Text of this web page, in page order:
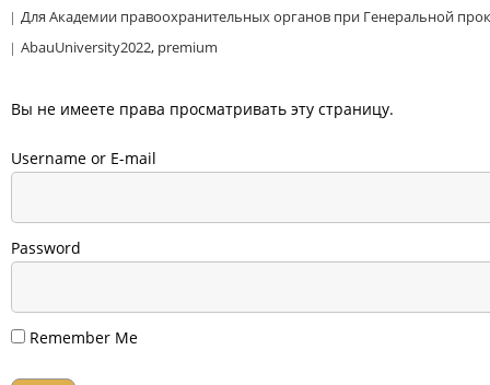
Для Академии правоохранительных органов при Генеральной
AbauUniversity2022, premium
Вы не имеете права просматривать эту страницу.
Username or E-mail
Password
Remember Me